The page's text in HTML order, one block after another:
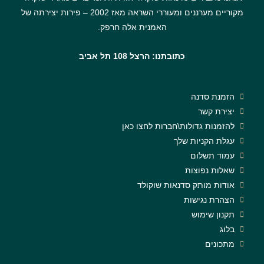
מקוריים מערננים ומעוררי השראה מאז 2002 – פירות יצירתה של
האמנית אלה חרפק.
כתובתנו: הרצל 108 תל אביב
הזמנת סדנה
יצירת קשר
להזמנות גדולות\חברות לחצו כאן
עגלת הקניות שלך
עמוד תשלום
שאלות נפוצות
אודות מותק סדנאות שוקולד
הצהרת נגישות
תקנון שימוש
בלוג
מתכונים